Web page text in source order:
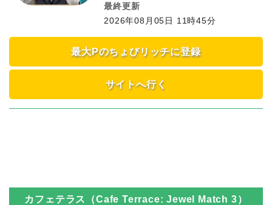
最終更新
2026年08月05日 11時45分
最大Pのちょびリッチに登録
サイトへ行く
カフェテラス（Cafe Terrace: Jewel Match 3）